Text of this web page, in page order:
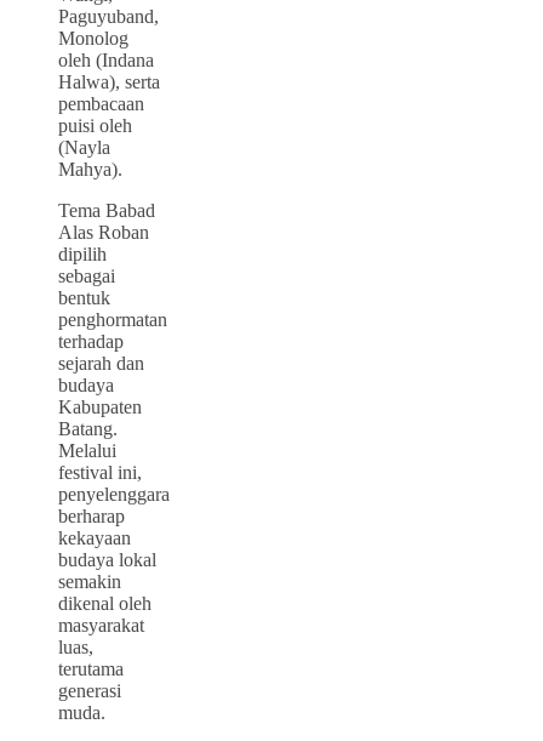
Paguyuband,
Monolog
oleh (Indana
Halwa), serta
pembacaan
puisi oleh
(Nayla
Mahya).
Tema Babad
Alas Roban
dipilih
sebagai
bentuk
penghormatan
terhadap
sejarah dan
budaya
Kabupaten
Batang.
Melalui
festival ini,
penyelenggara
berharap
kekayaan
budaya lokal
semakin
dikenal oleh
masyarakat
luas,
terutama
generasi
muda.